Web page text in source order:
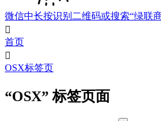
微信中长按识别二维码或搜索“绿联

首页

OSX标签页
“OSX” 标签页面